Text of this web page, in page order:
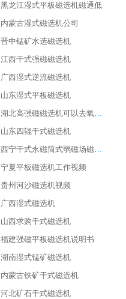
黑龙江湿式平板磁选机磁通低
内蒙古湿式磁选机公司
晋中锰矿水选磁选机
江西干式强磁磁选机
广西湿式逆流磁选机
山东湿式平板磁选机
湖北高强磁磁选机可以去氧化铝
山东四辊干式磁选机
西宁干式永磁筒式弱磁场磁选机结构图
宁夏平板磁选机工作视频
贵州河沙磁选机视频
广西湿式磁选机
山西求购干式磁选机
福建强磁平板磁选机说明书
湖南湿式锰矿磁选机
内蒙古铁矿干式磁选机
河北矿石干式磁选机